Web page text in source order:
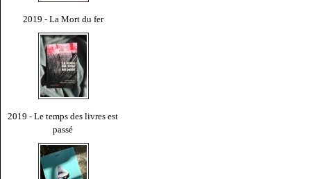
2019 - La Mort du fer
2019 - Le temps des livres est
passé